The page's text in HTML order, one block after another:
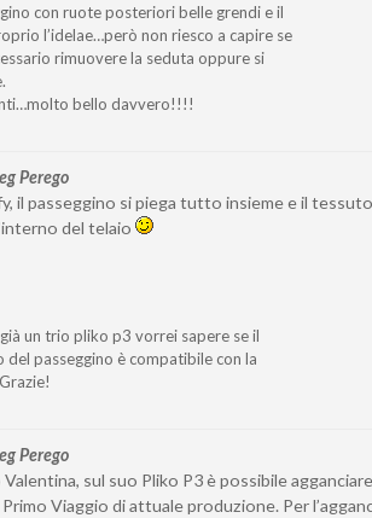
con ruote posteriori belle grendi e il
l’idelae…però non riesco a capire se
rimuovere la seduta oppure si
bello davvero!!!!
Perego
il passeggino si piega tutto insieme e il
del telaio
un trio pliko p3 vorrei sapere se il
del passeggino è compatibile con la
Perego
sul suo Pliko P3 è possibile
Viaggio di attuale produzione. Per